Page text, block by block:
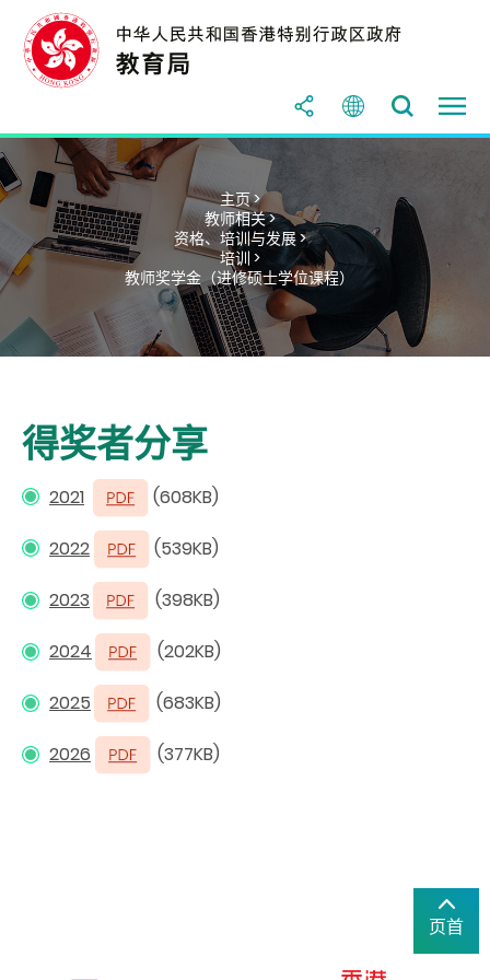
主页 >
教师相关 >
资格、培训与发展 >
培训 >
教师奖学金（进修硕士学位课程）
得奖者分享
2021 (608KB)
2022 (539KB)
2023 (398KB)
2024 (202KB)
2025 (683KB)
2026 (377KB)
页首